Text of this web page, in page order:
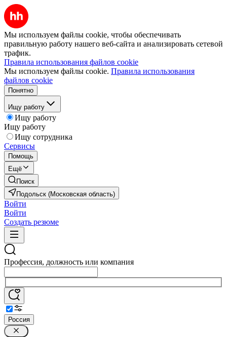
Мы используем файлы cookie, чтобы обеспечивать
правильную работу нашего веб-сайта и анализировать сетевой
трафик.
Правила использования файлов cookie
Мы используем файлы cookie. Правила использования
файлов cookie
Понятно
Ищу работу
Ищу работу
Ищу работу
Ищу сотрудника
Сервисы
Помощь
Ещё
Поиск
Подольск (Московская область)
Войти
Войти
Создать резюме
Профессия, должность или компания
Россия